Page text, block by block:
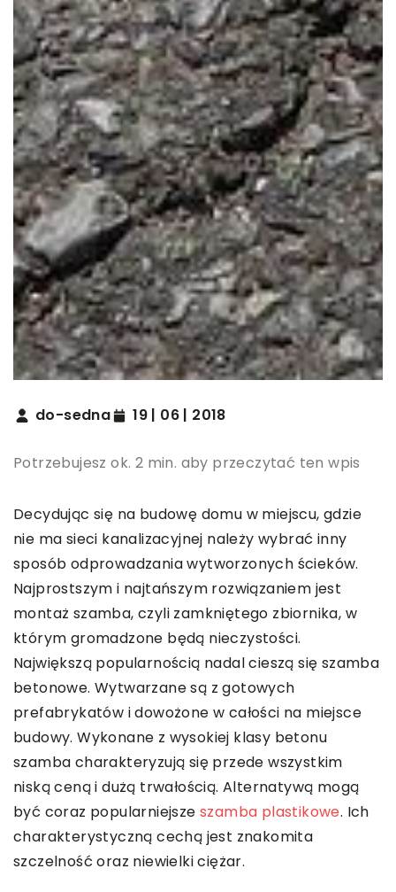
do-sedna 19 | 06 | 2018
Potrzebujesz ok. 2 min. aby przeczytać ten wpis
Decydując się na budowę domu w miejscu, gdzie
nie ma sieci kanalizacyjnej należy wybrać inny
sposób odprowadzania wytworzonych ścieków.
Najprostszym i najtańszym rozwiązaniem jest
montaż szamba, czyli zamkniętego zbiornika, w
którym gromadzone będą nieczystości.
Największą popularnością nadal cieszą się szamba
betonowe. Wytwarzane są z gotowych
prefabrykatów i dowożone w całości na miejsce
budowy. Wykonane z wysokiej klasy betonu
szamba charakteryzują się przede wszystkim
niską ceną i dużą trwałością. Alternatywą mogą
być coraz popularniejsze szamba plastikowe. Ich
charakterystyczną cechą jest znakomita
szczelność oraz niewielki ciężar.